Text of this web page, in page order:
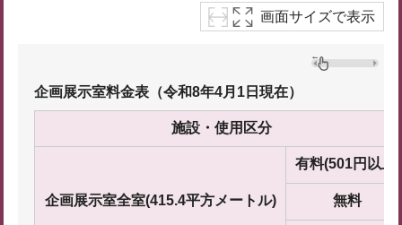
画面サイズで表示
企画展示室料金表（令和8年4月1日現在）
施設・使用区分
企画展示室全室(415.4平方メートル)
有料(501円以上)
無料